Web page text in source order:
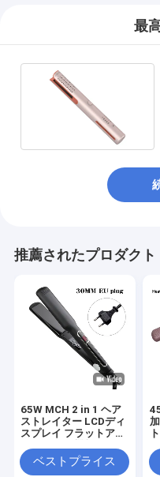
最
推薦されたプロダクト
65W MCH 2 in 1 ヘア
ストレイター LCDディ
スプレイ フラットアイ
ーラー 3サイズパネル
ベストプライス